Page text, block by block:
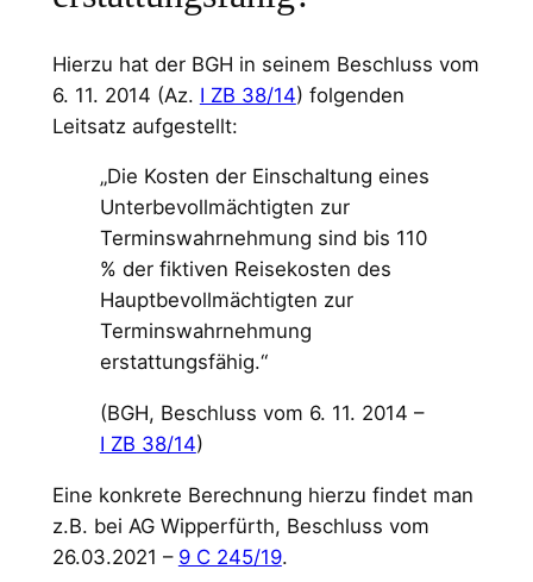
Hierzu hat der BGH in seinem Beschluss vom
6. 11. 2014 (Az. I ZB 38/14) folgenden
Leitsatz aufgestellt:
„Die Kosten der Einschaltung eines
Unterbevollmächtigten zur
Terminswahrnehmung sind bis 110
% der fiktiven Reisekosten des
Hauptbevollmächtigten zur
Terminswahrnehmung
erstattungsfähig.“
(BGH, Beschluss vom 6. 11. 2014 –
I ZB 38/14)
Eine konkrete Berechnung hierzu findet man
z.B. bei AG Wipperfürth, Beschluss vom
26.03.2021 – 9 C 245/19.